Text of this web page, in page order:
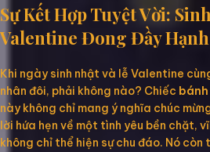
Sự Kết Hợp Tuyệt Vời:
Valentine Đong Đầy
Khi ngày sinh nhật và lễ Valentine
nhân đôi, phải không nào? Chiếc
này không chỉ mang ý nghĩa chúc
lời hứa hẹn về một tình yêu bền chặt,
không chỉ thể hiện sự chu đáo. Nó